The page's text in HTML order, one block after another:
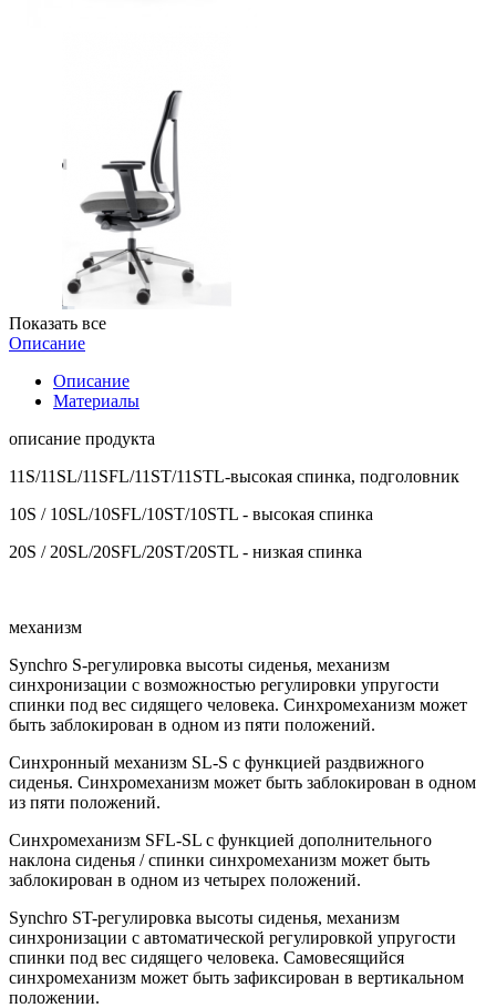
Показать все
Описание
Описание
Материалы
описание продукта
11S/11SL/11SFL/11ST/11STL-высокая спинка, подголовник
10S / 10SL/10SFL/10ST/10STL - высокая спинка
20S / 20SL/20SFL/20ST/20STL - низкая спинка
механизм
Synchro S-регулировка высоты сиденья, механизм
синхронизации с возможностью регулировки упругости
спинки под вес сидящего человека. Синхромеханизм может
быть заблокирован в одном из пяти положений.
Синхронный механизм SL-S с функцией раздвижного
сиденья. Синхромеханизм может быть заблокирован в одном
из пяти положений.
Синхромеханизм SFL-SL с функцией дополнительного
наклона сиденья / спинки синхромеханизм может быть
заблокирован в одном из четырех положений.
Synchro ST-регулировка высоты сиденья, механизм
синхронизации с автоматической регулировкой упругости
спинки под вес сидящего человека. Самовесящийся
синхромеханизм может быть зафиксирован в вертикальном
положении.